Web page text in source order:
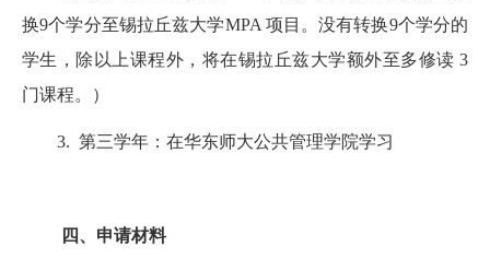
换9个学分至锡拉丘兹大学MPA 项目。没有转换9个学分的
学生，除以上课程外，将在锡拉丘兹大学额外至多修读 3
门课程。）
3. 第三学年：在华东师大公共管理学院学习
四、申请材料